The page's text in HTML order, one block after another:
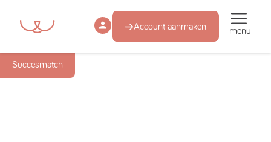
Account aanmaken menu
Succesmatch